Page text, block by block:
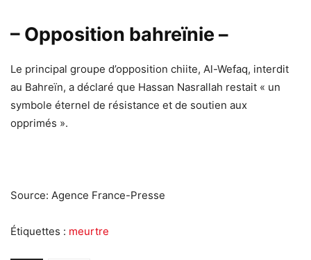
– Opposition bahreïnie –
Le principal groupe d’opposition chiite, Al-Wefaq, interdit
au Bahreïn, a déclaré que Hassan Nasrallah restait « un
symbole éternel de résistance et de soutien aux
opprimés ».
Source: Agence France-Presse
Étiquettes : meurtre